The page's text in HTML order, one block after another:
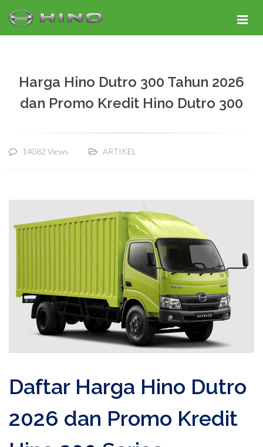
Harga Hino Dutro 300 Tahun 2026
dan Promo Kredit Hino Dutro 300
14082 Views ARTIKEL
Daftar Harga Hino Dutro
2026 dan Promo Kredit